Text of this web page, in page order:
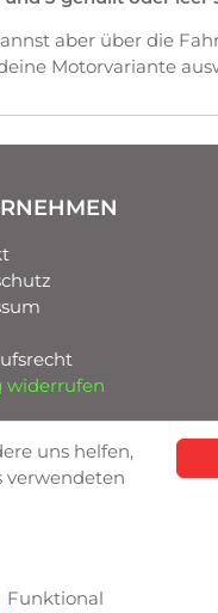
aber über die
Motorvariante
widerrufen
uns helfen,
verwendeten
Funktional